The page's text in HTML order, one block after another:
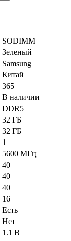
SODIMM
Зеленый
Samsung
Китай
365
В наличии
DDR5
32 ГБ
32 ГБ
1
5600 МГц
40
40
40
16
Есть
Нет
1.1 В